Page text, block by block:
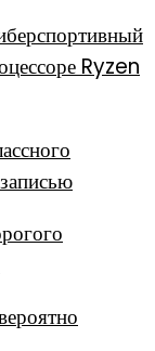
Ryzen